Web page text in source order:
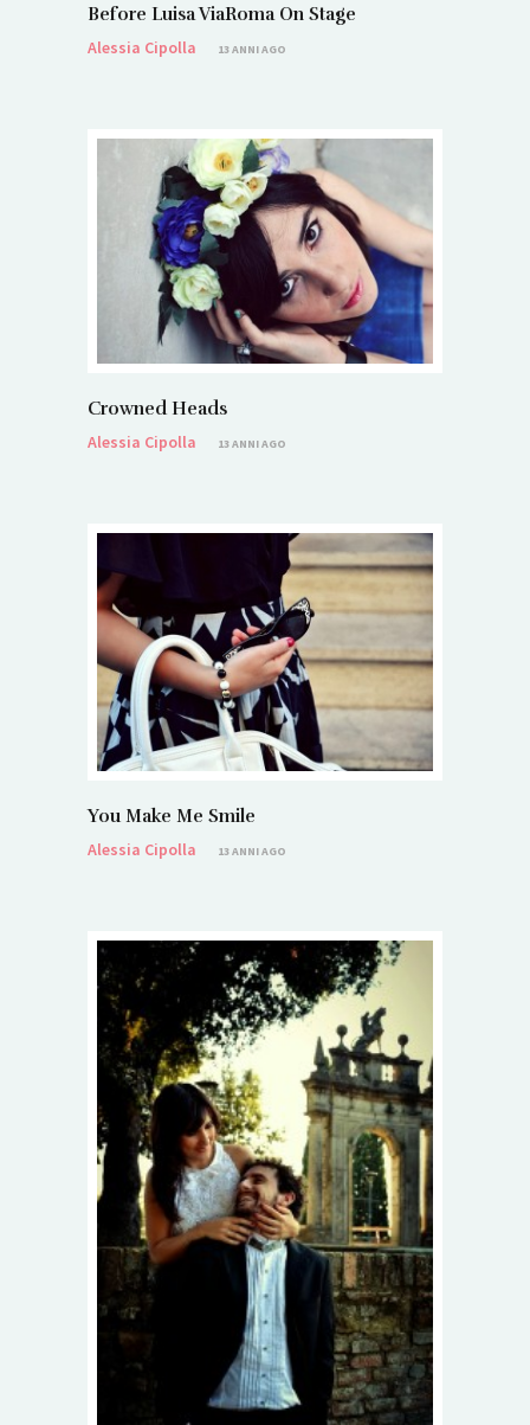
Before Luisa ViaRoma On Stage
Alessia Cipolla
13 ANNI AGO
Crowned Heads
Alessia Cipolla
13 ANNI AGO
You Make Me Smile
Alessia Cipolla
13 ANNI AGO